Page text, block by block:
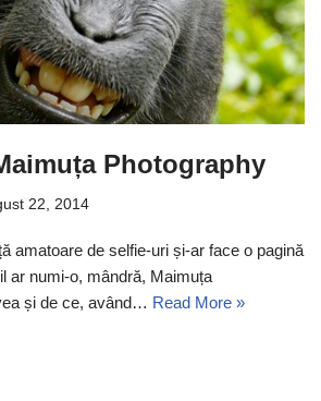
Photography
22, 2014
amatoare de selfie-uri și-ar face o pagină
ar numi-o, mândră, Maimuța
și de ce, având… Read More »